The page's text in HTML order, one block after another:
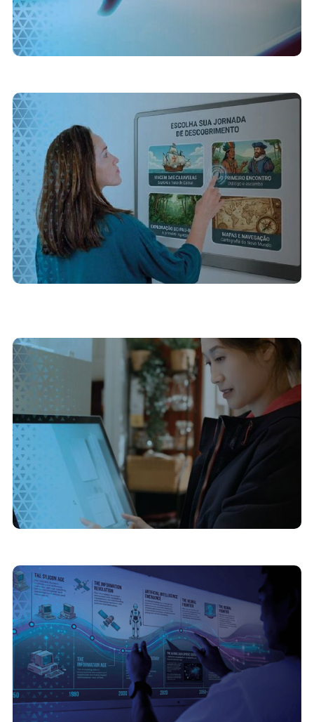
11/5/2026
Que ferramenta de apresentações interativas
escolher para conteúdos multimídia
complexos?
20/4/2026
Como tornar uma exposição itinerante em um
projeto digital escalável
30/3/2026
Museus 4.0: como a digitalização de acervos
está democratizando o acesso à cultura